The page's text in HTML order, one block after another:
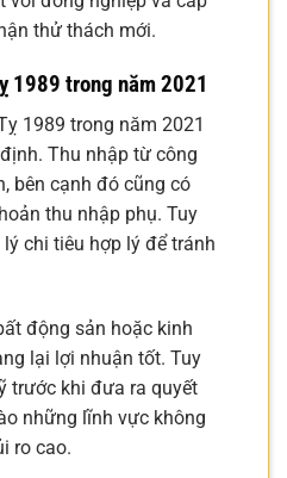
thử thách mới.
1989 trong năm 2021
1989 trong năm 2021
Thu nhập từ công
bên cạnh đó cũng có
thu nhập phụ. Tuy
chi tiêu hợp lý để tránh
động sản hoặc kinh
lại lợi nhuận tốt. Tuy
trước khi đưa ra quyết
những lĩnh vực không
ro cao.